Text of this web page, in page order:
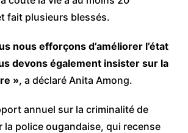
fait plusieurs blessés.
nous efforçons d’améliorer l’état
devons également insister sur la
», a déclaré Anita Among.
annuel sur la criminalité de
la police ougandaise, qui recense